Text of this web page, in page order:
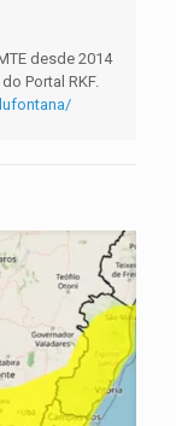
desde 2014
Portal RKF.